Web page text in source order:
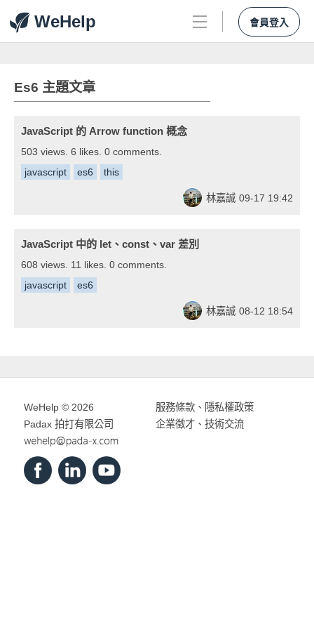
WeHelp 會員登入
Es6 主題文章
JavaScript 的 Arrow function 概念
503 views. 6 likes. 0 comments.
javascript
es6 this
林嘉誠 09-17 19:42
JavaScript 中的 let、const、var 差別
608 views. 11 likes. 0 comments.
javascript
es6
林嘉誠 08-12 18:54
WeHelp © 2026
Padax 拍打有限公司
服務條款、 隱私權政策
企業徵才、技術交流